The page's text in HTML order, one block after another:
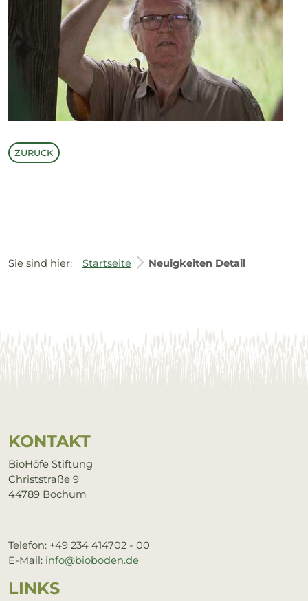
ZURÜCK
Sie sind hier: Startseite Neuigkeiten Detail
KON­TAKT
BioHöfe Stiftung
Christstraße 9
44789 Bochum
Telefon: +49 234 414702 - 00
E-Mail: info@bioboden.de
LINKS